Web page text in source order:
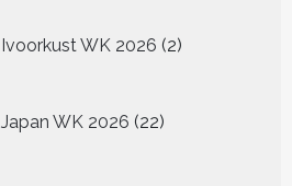
Ivoorkust WK 2026 2
producten
Japan WK 2026 22
producten